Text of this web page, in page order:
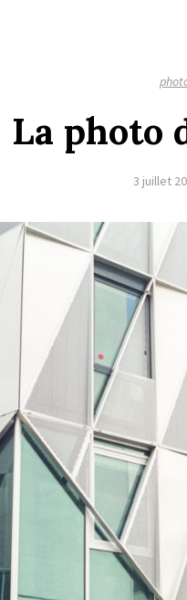
La
3 juillet